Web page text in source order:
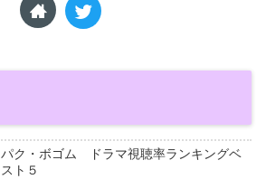
パク・ボゴム ドラマ視聴率ランキングベ
スト５